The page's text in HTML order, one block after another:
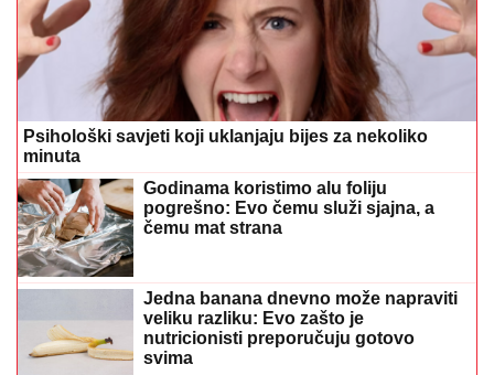
Psihološki savjeti koji uklanjaju bijes za nekoliko
minuta
Godinama koristimo alu foliju
pogrešno: Evo čemu služi sjajna, a
čemu mat strana
Jedna banana dnevno može napraviti
veliku razliku: Evo zašto je
nutricionisti preporučuju gotovo
svima